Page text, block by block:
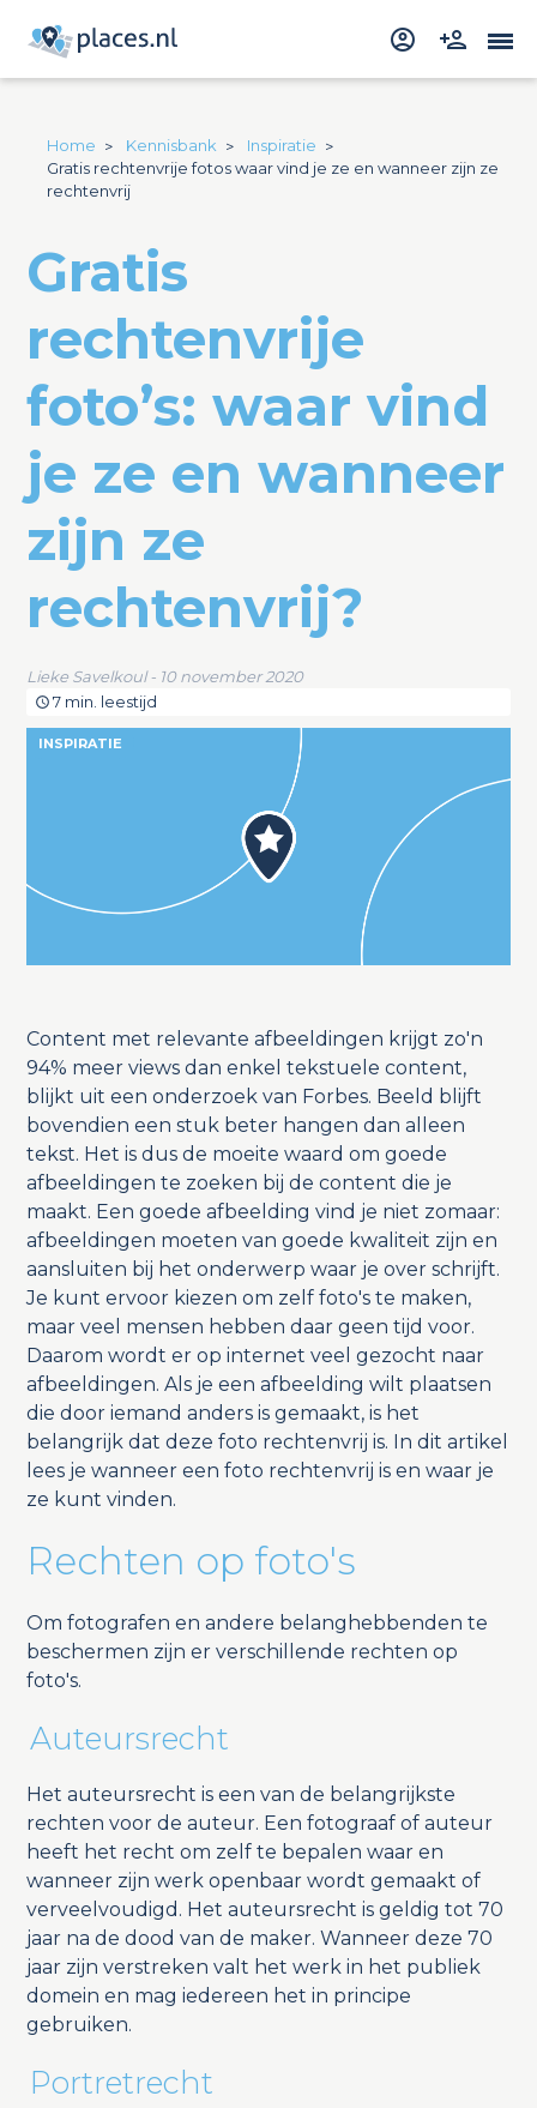
Home Kennisbank
Inspiratie
Gratis rechtenvrije fotos waar vind je ze en wanneer zijn ze
rechtenvrij
Gratis
rechtenvrije
foto’s: waar vind
je ze en wanneer
zijn ze
rechtenvrij?
Lieke Savelkoul - 10 november 2020
7 min. leestijd
INSPIRATIE
Content met relevante afbeeldingen krijgt zo'n
94% meer views dan enkel tekstuele content,
blijkt uit een onderzoek van Forbes. Beeld blijft
bovendien een stuk beter hangen dan alleen
tekst. Het is dus de moeite waard om goede
afbeeldingen te zoeken bij de content die je
maakt. Een goede afbeelding vind je niet zomaar:
afbeeldingen moeten van goede kwaliteit zijn en
aansluiten bij het onderwerp waar je over schrijft.
Je kunt ervoor kiezen om zelf foto's te maken,
maar veel mensen hebben daar geen tijd voor.
Daarom wordt er op internet veel gezocht naar
afbeeldingen. Als je een afbeelding wilt plaatsen
die door iemand anders is gemaakt, is het
belangrijk dat deze foto rechtenvrij is. In dit artikel
lees je wanneer een foto rechtenvrij is en waar je
ze kunt vinden.
Rechten op foto's
Om fotografen en andere belanghebbenden te
beschermen zijn er verschillende rechten op
foto's.
Auteursrecht
Het auteursrecht is een van de belangrijkste
rechten voor de auteur. Een fotograaf of auteur
heeft het recht om zelf te bepalen waar en
wanneer zijn werk openbaar wordt gemaakt of
verveelvoudigd. Het auteursrecht is geldig tot 70
jaar na de dood van de maker. Wanneer deze 70
jaar zijn verstreken valt het werk in het publiek
domein en mag iedereen het in principe
gebruiken.
Portretrecht